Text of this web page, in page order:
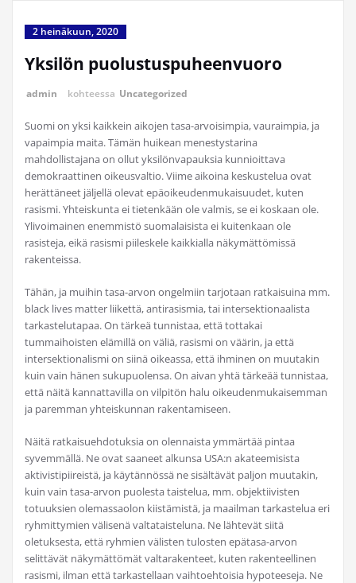
2 heinäkuun, 2020
Yksilön puolustuspuheenvuoro
admin kohteessa Uncategorized
Suomi on yksi kaikkein aikojen tasa-arvoisimpia, vauraimpia, ja
vapaimpia maita. Tämän huikean menestystarina
mahdollistajana on ollut yksilönvapauksia kunnioittava
demokraattinen oikeusvaltio. Viime aikoina keskustelua ovat
herättäneet jäljellä olevat epäoikeudenmukaisuudet, kuten
rasismi. Yhteiskunta ei tietenkään ole valmis, se ei koskaan ole.
Ylivoimainen enemmistö suomalaisista ei kuitenkaan ole
rasisteja, eikä rasismi piileskele kaikkialla näkymättömissä
rakenteissa.
Tähän, ja muihin tasa-arvon ongelmiin tarjotaan ratkaisuina mm.
black lives matter liikettä, antirasismia, tai intersektionaalista
tarkastelutapaa. On tärkeä tunnistaa, että tottakai
tummaihoisten elämillä on väliä, rasismi on väärin, ja että
intersektionalismi on siinä oikeassa, että ihminen on muutakin
kuin vain hänen sukupuolensa. On aivan yhtä tärkeää tunnistaa,
että näitä kannattavilla on vilpitön halu oikeudenmukaisemman
ja paremman yhteiskunnan rakentamiseen.
Näitä ratkaisuehdotuksia on olennaista ymmärtää pintaa
syvemmällä. Ne ovat saaneet alkunsa USA:n akateemisista
aktivistipiireistä, ja käytännössä ne sisältävät paljon muutakin,
kuin vain tasa-arvon puolesta taistelua, mm. objektiivisten
totuuksien olemassaolon kiistämistä, ja maailman tarkastelua eri
ryhmittymien välisenä valtataisteluna. Ne lähtevät siitä
oletuksesta, että ryhmien välisten tulosten epätasa-arvon
selittävät näkymättömät valtarakenteet, kuten rakenteellinen
rasismi, ilman että tarkastellaan vaihtoehtoisia hypoteeseja. Ne